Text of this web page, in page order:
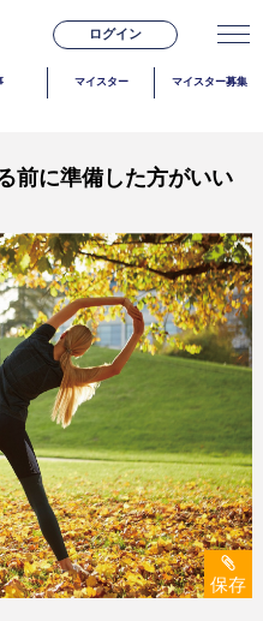
ログイン
マイスター マイスター募集
前に準備した方がいい
保存